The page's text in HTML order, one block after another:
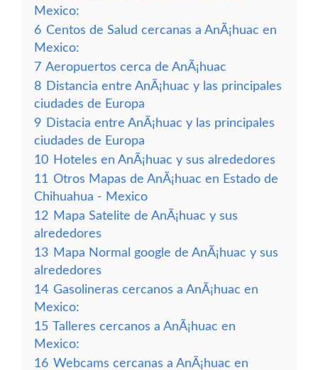
Mexico:
6 Centos de Salud cercanas a AnÃ¡huac en
Mexico:
7 Aeropuertos cerca de AnÃ¡huac
8 Distancia entre AnÃ¡huac y las principales
ciudades de Europa
9 Distacia entre AnÃ¡huac y las principales
ciudades de Europa
10 Hoteles en AnÃ¡huac y sus alrededores
11 Otros Mapas de AnÃ¡huac en Estado de
Chihuahua - Mexico
12 Mapa Satelite de AnÃ¡huac y sus
alrededores
13 Mapa Normal google de AnÃ¡huac y sus
alrededores
14 Gasolineras cercanos a AnÃ¡huac en
Mexico:
15 Talleres cercanos a AnÃ¡huac en
Mexico:
16 Webcams cercanas a AnÃ¡huac en